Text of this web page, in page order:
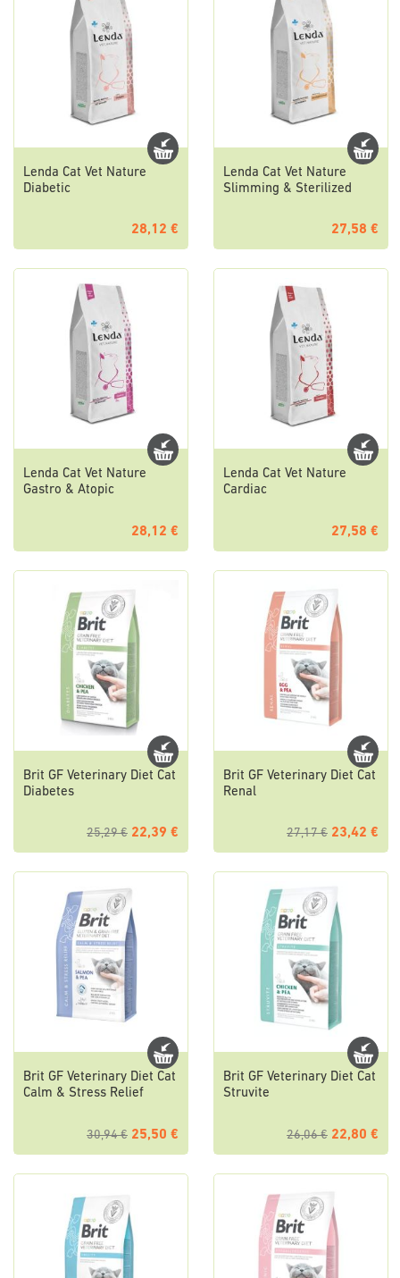
Lenda Cat Vet Nature
Diabetic
28,12 €
Lenda Cat Vet Nature
Slimming & Sterilized
27,58 €
Lenda Cat Vet Nature
Gastro & Atopic
28,12 €
Lenda Cat Vet Nature
Cardiac
27,58 €
Brit GF Veterinary Diet Cat
Diabetes
25,29 € 22,39 €
Brit GF Veterinary Diet Cat
Renal
27,17 € 23,42 €
Brit GF Veterinary Diet Cat
Calm & Stress Relief
30,94 € 25,50 €
Brit GF Veterinary Diet Cat
Struvite
26,06 € 22,80 €